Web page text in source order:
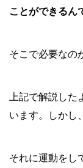
ことができるん
そこで必要なの
上記で解説した
います。しかし
それに運動をし